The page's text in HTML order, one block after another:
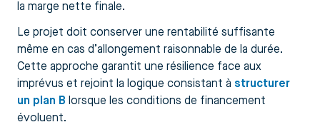
la marge nette finale.
Le projet doit conserver une rentabilité suffisante
même en cas d’allongement raisonnable de la durée.
Cette approche garantit une résilience face aux
imprévus et rejoint la logique consistant à structurer
un plan B lorsque les conditions de financement
évoluent.